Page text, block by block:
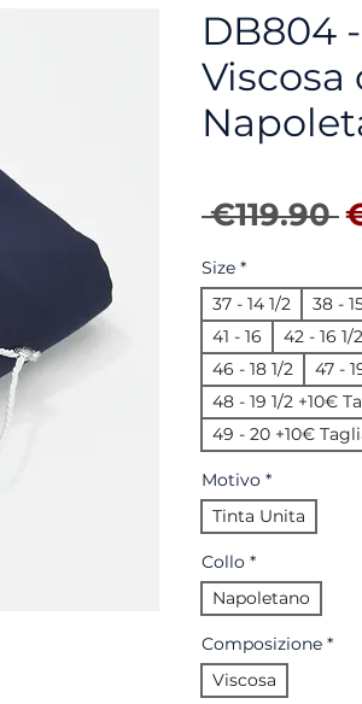
DB804
Viscosa
€119.90
Size *
37 - 14 1/2
38 -
41 - 16
42 - 16 1/2
46 - 18 1/2
47 -
48 - 19 1/2 +10€
49 - 20 +10€
Motivo *
Tinta Unita
Collo *
Napoletano
Composizione *
Viscosa